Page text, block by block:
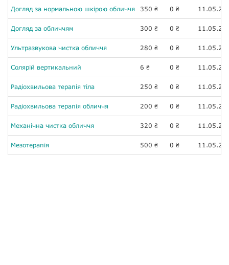
Догляд за нормальною шкірою обличчя 350 ₴ 0 ₴
Догляд за обличчям 300 ₴ 0 ₴
Ультразвукова чистка обличчя 280 ₴ 0 ₴
Солярій вертикальний 6 ₴ 0 ₴
Радіохвильова терапія тіла 250 ₴ 0 ₴
Радіохвильова терапія обличчя 200 ₴ 0 ₴
Механічна чистка обличчя 320 ₴ 0 ₴
Мезотерапія 500 ₴ 0 ₴